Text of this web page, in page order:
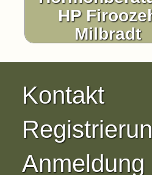
HP
Milbradt
Kontakt
Anmeldung